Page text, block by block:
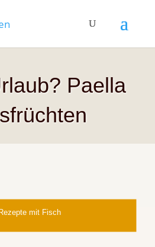
Paella
mit Fisch